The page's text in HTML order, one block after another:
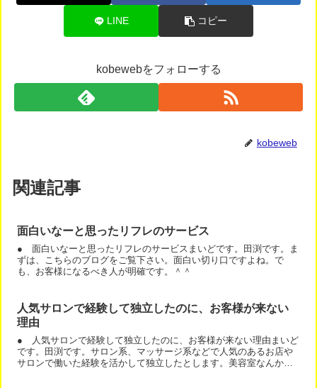
LINE コピー
kobewebをフォローする
kobeweb
関連記事
面白いなーと思ったリフレのサービス
● 面白いなーと思ったリフレのサービスまいどです。田渕です。ま
ずは、こちらのブログをご覧下さい。面白い切り口ですよね。で
も、お客様になるべき人が明確です。＾＾
人気サロンで経験して独立したのに、お客様が来ない
理由
● 人気サロンで経験して独立したのに、お客様が来ない理由まいど
です。田渕です。サロン系、マッサージ系などで人気のあるお店や
サロンで働いた経験を活かして独立したとします。美容室なんかも